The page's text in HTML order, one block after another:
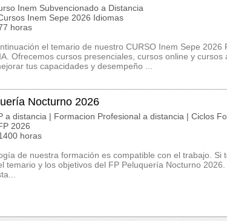
Inem Subvencionado a Distancia
Inem Sepe 2026 Idiomas
horas
el temario de nuestro CURSO Inem Sepe 2026
Ofrecemos cursos presenciales, cursos online y cursos
tus capacidades y desempeño ...
Nocturno 2026
a distancia | Formacion Profesional a distancia | Ciclos
2026
horas
de nuestra formación es compatible con el trabajo. Si
temario y los objetivos del FP Peluquería Nocturno